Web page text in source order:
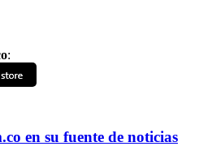
:
en su fuente de noticias